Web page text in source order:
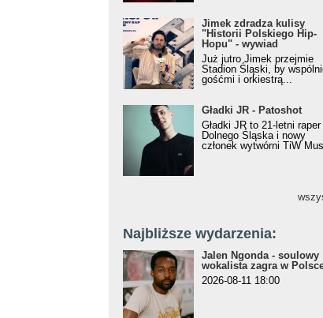
Jimek zdradza kulisy "Historii
Polskiego Hip-Hopu" - wywiad
Jimek zdradza kulisy
"Historii Polskiego Hip-
Hopu" - wywiad
Już jutro Jimek przejmie
Stadion Śląski, by
gośćmi i orkiestrą...
Gładki JR - Patoshot
Gładki JR - Patoshot
Gładki JR to 21-letni raper
Dolnego Śląska i nowy
członek wytwórni TiW
Najbliższe wydarzenia:
Jalen Ngonda - soulowy
wokalista zagra w
2026-08-11 18:00